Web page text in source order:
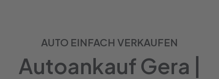
AUTO EINFACH VERKAUFEN
Autoankauf Gera |